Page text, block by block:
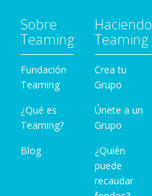
Sobre
Teaming
Fundación
Teaming
¿Qué es
Teaming?
Blog
Haciendo
Teaming
Crea tu
Grupo
Únete a un
Grupo
¿Quién
puede
recaudar